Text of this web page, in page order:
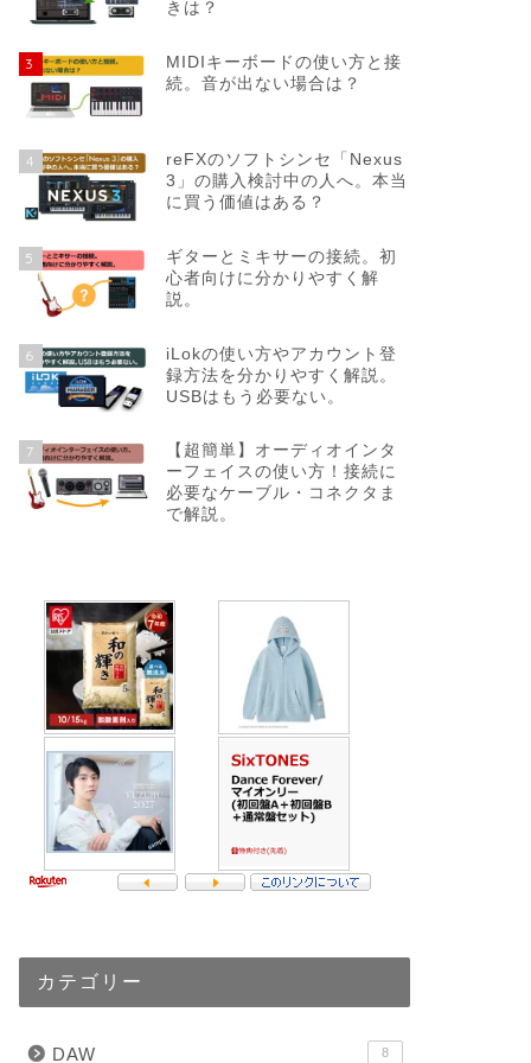
きは？
3
MIDIキーボードの使い方と接
続。音が出ない場合は？
4
reFXのソフトシンセ「Nexus
3」の購入検討中の人へ。本当
に買う価値はある？
5
ギターとミキサーの接続。初
心者向けに分かりやすく解
説。
6
iLokの使い方やアカウント登
録方法を分かりやすく解説。
USBはもう必要ない。
7
【超簡単】オーディオインタ
ーフェイスの使い方！接続に
必要なケーブル・コネクタま
で解説。
カテゴリー
DAW 8